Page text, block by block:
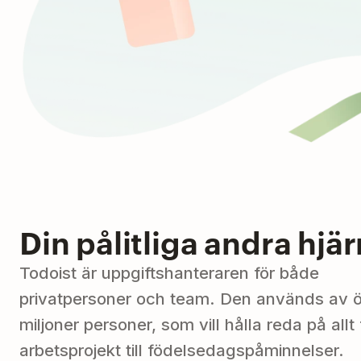
Din pålitliga andra
Todoist är uppgiftshanteraren för både
privatpersoner och team. Den används av
miljoner personer, som vill hålla reda på allt
arbetsprojekt till födelsedagspåminnelser.